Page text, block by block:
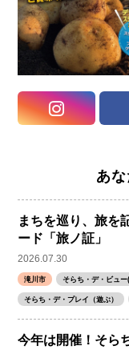
あ
まちを巡り、旅を
ード「旅ノ証」
2026.07.30
滝川市 そらち・デ・ビュー
そらち・デ・プレイ（遊ぶ）
今年は開催！そら